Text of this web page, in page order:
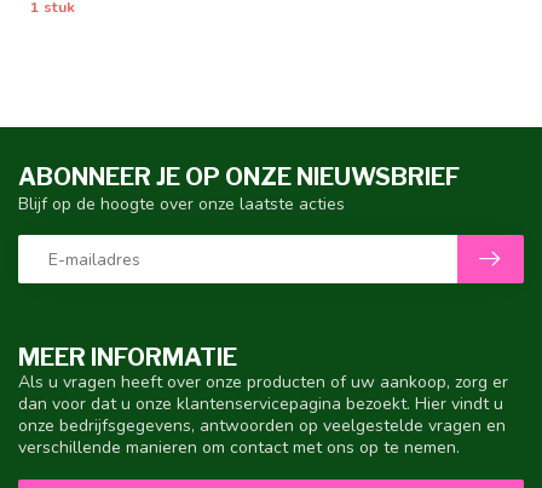
1 stuk
MEER INFORMATIE
Als u vragen heeft over onze producten of uw aankoop, zorg er
dan voor dat u onze klantenservicepagina bezoekt. Hier vindt u
onze bedrijfsgegevens, antwoorden op veelgestelde vragen en
verschillende manieren om contact met ons op te nemen.
ABONNEER JE OP ONZE NIEUWSBRIEF
Blijf op de hoogte over onze laatste acties